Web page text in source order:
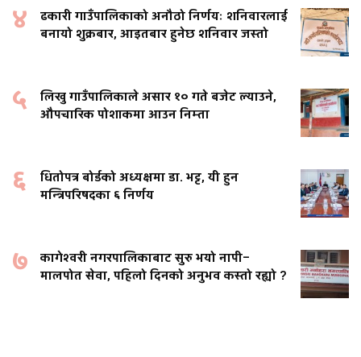
४
ढकारी गाउँपालिकाको अनौठो निर्णयः शनिवारलाई
बनायो शुक्रबार, आइतबार हुनेछ शनिवार जस्तो
५
लिखु गाउँपालिकाले असार १० गते बजेट ल्याउने,
औपचारिक पोशाकमा आउन निम्ता
६
धितोपत्र बोर्डको अध्यक्षमा डा. भट्ट, यी हुन
मन्त्रिपरिषदका ६ निर्णय
७
कागेश्वरी नगरपालिकाबाट सुरु भयो नापी–
मालपोत सेवा, पहिलो दिनको अनुभव कस्तो रह्यो ?